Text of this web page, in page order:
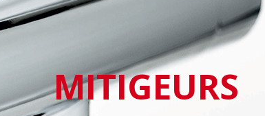
MITIGEURS